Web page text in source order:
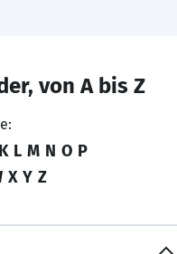
von A bis Z
K L M N O P
X Y Z